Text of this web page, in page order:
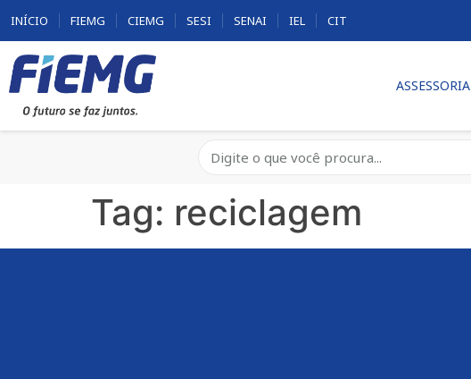
INÍCIO FIEMG CIEMG SESI SENAI IEL CIT
ASSESSORIA
Tag: reciclagem